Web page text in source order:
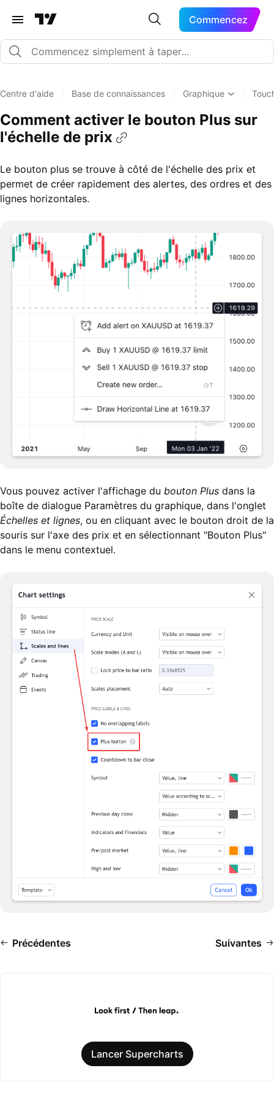
Commencez
Centre d'aide Base de connaissances Graphique
Comment activer le bouton Plus sur
l'échelle de prix
Le bouton plus se trouve à côté de l'échelle des prix et
permet de créer rapidement des alertes, des ordres et des
lignes horizontales.
Vous pouvez activer l'affichage du bouton Plus dans la
boîte de dialogue Paramètres du graphique, dans l'onglet
Échelles et lignes, ou en cliquant avec le bouton droit de la
souris sur l'axe des prix et en sélectionnant "Bouton Plus"
dans le menu contextuel.
Précédentes Suivantes
Lancer Supercharts